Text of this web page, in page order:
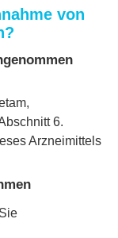
von
6.
Arzneimittels